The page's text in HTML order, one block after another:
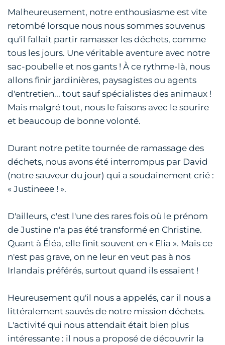
Malheureusement, notre enthousiasme est vite
retombé lorsque nous nous sommes souvenus
qu'il fallait partir ramasser les déchets, comme
tous les jours. Une véritable aventure avec notre
sac-poubelle et nos gants ! À ce rythme-là, nous
allons finir jardinières, paysagistes ou agents
d'entretien... tout sauf spécialistes des animaux !
Mais malgré tout, nous le faisons avec le sourire
et beaucoup de bonne volonté.
Durant notre petite tournée de ramassage des
déchets, nous avons été interrompus par David
(notre sauveur du jour) qui a soudainement crié :
« Justineee ! ».
D'ailleurs, c'est l'une des rares fois où le prénom
de Justine n'a pas été transformé en Christine.
Quant à Éléa, elle finit souvent en « Elia ». Mais ce
n'est pas grave, on ne leur en veut pas à nos
Irlandais préférés, surtout quand ils essaient !
Heureusement qu'il nous a appelés, car il nous a
littéralement sauvés de notre mission déchets.
L'activité qui nous attendait était bien plus
intéressante : il nous a proposé de découvrir la